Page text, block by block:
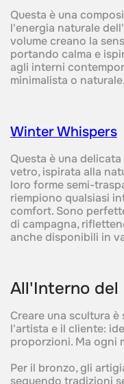
Questa è una
l'energia naturale
volume creano la
portando calma e
agli interni
minimalista o naturale.
Winter Whispers‍
Questa è una
vetro, ispirata alla
loro forme semi-
riempiono qualsiasi
comfort. Sono
di campagna,
anche disponibili in
All'Interno del
Creare una scultura
l'artista e il cliente:
proporzioni. Ma ogni
Per il bronzo, gli
seguendo tradizioni